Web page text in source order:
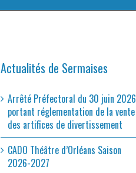
Actualités de Sermaises
Arrêté Préfectoral du 30 juin 2026
portant réglementation de la vente
des artifices de divertissement
CADO Théâtre d’Orléans Saison
2026-2027